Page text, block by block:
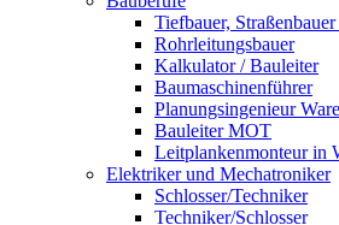
Tiefbauer,
Rohrleitungsbauer
Kalkulator / Bauleiter
Baumaschinenführer
Planungsingenieur
Bauleiter MOT
Leitplankenmonteur in
Elektriker und Mechatroniker
Schlosser/Techniker
Techniker/Schlosser